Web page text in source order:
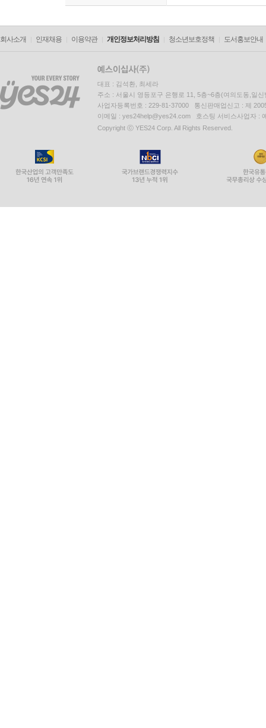
회사소개 인재채용 이용약관 개인정보처리방침 청소년보호정책 도서홍보안내
대표 : 김석환, 최세라
주소 : 서울시 영등포구 은행로 11, 5층~6층(여의도동,일신
사업자등록번호 : 229-81-37000 통신판매업신고 : 제
이메일 : yes24help@yes24.com 호스팅 서비스사업자 :
Copyright ⓒ YES24 Corp. All Rights Reserved.